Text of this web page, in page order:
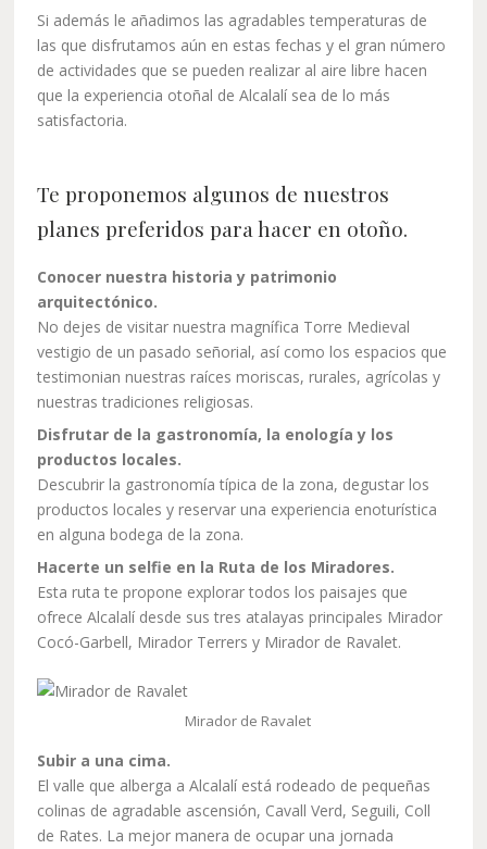
Si además le añadimos las agradables temperaturas de
las que disfrutamos aún en estas fechas y el gran número
de actividades que se pueden realizar al aire libre hacen
que la experiencia otoñal de Alcalalí sea de lo más
satisfactoria.
Te proponemos algunos de nuestros
planes preferidos para hacer en otoño.
Conocer nuestra historia y patrimonio
arquitectónico.
No dejes de visitar nuestra magnífica Torre Medieval
vestigio de un pasado señorial, así como los espacios que
testimonian nuestras raíces moriscas, rurales, agrícolas y
nuestras tradiciones religiosas.
Disfrutar de la gastronomía, la enología y los
productos locales.
Descubrir la gastronomía típica de la zona, degustar los
productos locales y reservar una experiencia enoturística
en alguna bodega de la zona.
Hacerte un selfie en la Ruta de los Miradores.
Esta ruta te propone explorar todos los paisajes que
ofrece Alcalalí desde sus tres atalayas principales Mirador
Cocó-Garbell, Mirador Terrers y Mirador de Ravalet.
Mirador de Ravalet
Subir a una cima.
El valle que alberga a Alcalalí está rodeado de pequeñas
colinas de agradable ascensión, Cavall Verd, Seguili, Coll
de Rates. La mejor manera de ocupar una jornada